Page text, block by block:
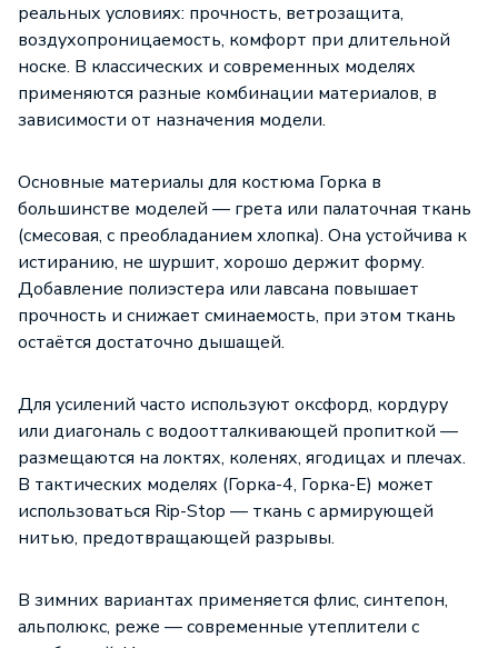
реальных условиях: прочность, ветрозащита,
воздухопроницаемость, комфорт при длительной
носке. В классических и современных моделях
применяются разные комбинации материалов, в
зависимости от назначения модели.
Основные материалы для костюма Горка в
большинстве моделей — грета или палаточная ткань
(смесовая, с преобладанием хлопка). Она устойчива к
истиранию, не шуршит, хорошо держит форму.
Добавление полиэстера или лавсана повышает
прочность и снижает сминаемость, при этом ткань
остаётся достаточно дышащей.
Для усилений часто используют оксфорд, кордуру
или диагональ с водоотталкивающей пропиткой —
размещаются на локтях, коленях, ягодицах и плечах.
В тактических моделях (Горка-4, Горка-Е) может
использоваться Rip-Stop — ткань с армирующей
нитью, предотвращающей разрывы.
В зимних вариантах применяется флис, синтепон,
альполюкс, реже — современные утеплители с